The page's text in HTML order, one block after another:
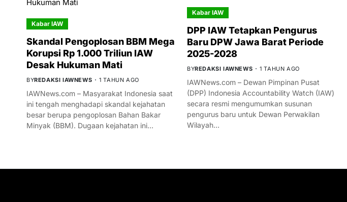
Kabar IAW
Skandal Pengoplosan BBM Mega
Korupsi Rp 1.000 Triliun IAW
Desak Hukuman Mati
BYREDAKSI IAWNEWS 1 TAHUN AGO
IAWNews.com – Masyarakat Indonesia saat
ini tengah menghadapi skandal kejahatan
besar berupa pengoplosan Bahan Bakar
Minyak (BBM). Dugaan kejahatan ini…
Kabar IAW
DPP IAW Tetapkan Pengurus
Baru DPW Jawa Barat Periode
2025-2028
BYREDAKSI IAWNEWS 1 TAHUN AGO
IAWNews.com – Dewan Pimpinan Pusat
(DPP) Indonesia Accountability Watch (IAW)
secara resmi mengumumkan susunan
pengurus baru untuk Dewan Perwakilan
Wilayah…